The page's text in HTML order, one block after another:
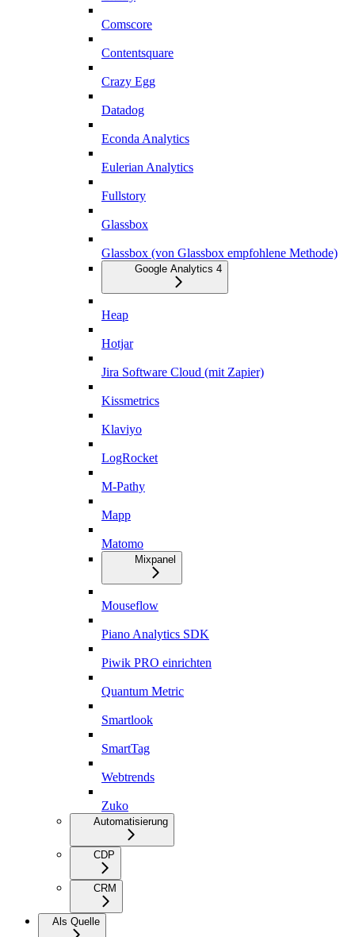
Comscore
Contentsquare
Crazy Egg
Datadog
Econda Analytics
Eulerian Analytics
Fullstory
Glassbox
Glassbox (von Glassbox empfohlene Methode)
Google Analytics 4
Heap
Hotjar
Jira Software Cloud (mit Zapier)
Kissmetrics
Klaviyo
LogRocket
M-Pathy
Mapp
Matomo
Mixpanel
Mouseflow
Piano Analytics SDK
Piwik PRO einrichten
Quantum Metric
Smartlook
SmartTag
Webtrends
Zuko
Automatisierung
CDP
CRM
Als Quelle